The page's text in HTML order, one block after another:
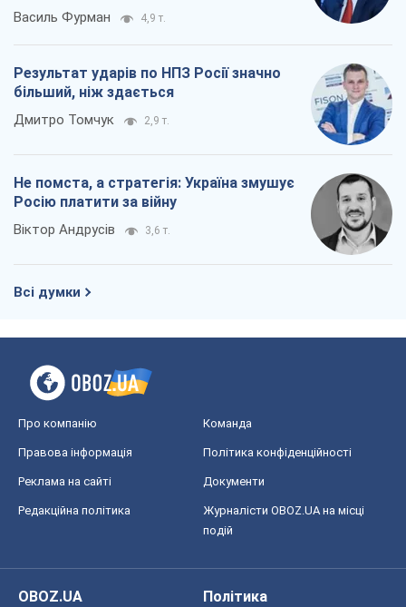
Василь Фурман 4,9 т.
Результат ударів по НПЗ Росії значно
більший, ніж здається
Дмитро Томчук 2,9 т.
Не помста, а стратегія: Україна змушує
Росію платити за війну
Віктор Андрусів 3,6 т.
Всі думки
Про компанію Команда
Правова інформація Політика конфіденційності
Реклама на сайті Документи
Редакційна політика
Журналісти OBOZ.UA на місці
подій
OBOZ.UA
Політика